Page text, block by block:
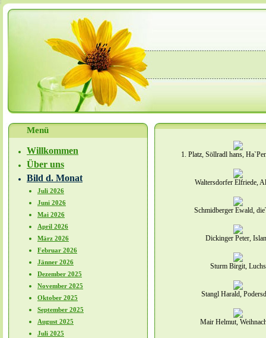
Menü
Willkommen
Über uns
Bild d. Monat
Juli 2026
Juni 2026
Mai 2026
April 2026
März 2026
Februar 2026
Jänner 2026
Dezember 2025
November 2025
Oktober 2025
September 2025
August 2025
Juli 2025
1. Platz, Söllradl hans,
Waltersdorfer Elfriede,
Schmidberger Ewald,
Dickinger Peter,
Sturm Birgit, Luchs
Stangl Harald,
Mair Helmut,